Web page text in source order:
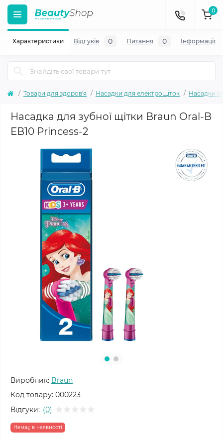
0
Товари для здоровʼя Насадки для електрощіток Насадки
Насадка для зубної щітки Braun Oral-B
EB10 Princess-2
Виробник: Braun
Код товару: 000223
Відгуки: (0)
Немає в наявності
Характеристики Відгуків 0 Питання 0 Iнформація